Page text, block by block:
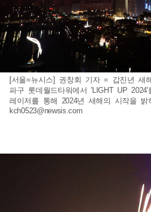
[서울=뉴시스] 권창회 기자 = 갑진년
파구 롯데월드타워에서 'LIGHT UP
레이저를 통해 2024년 새해의 시작을 밝
kch0523@newsis.com